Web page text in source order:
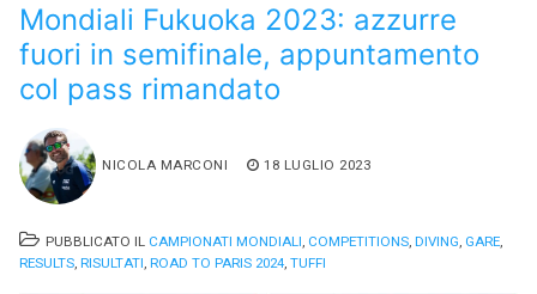
Mondiali Fukuoka 2023: azzurre
fuori in semifinale, appuntamento
col pass rimandato
NICOLA MARCONI 18 LUGLIO 2023
PUBBLICATO IL CAMPIONATI MONDIALI, COMPETITIONS, DIVING, GARE,
RESULTS, RISULTATI, ROAD TO PARIS 2024, TUFFI